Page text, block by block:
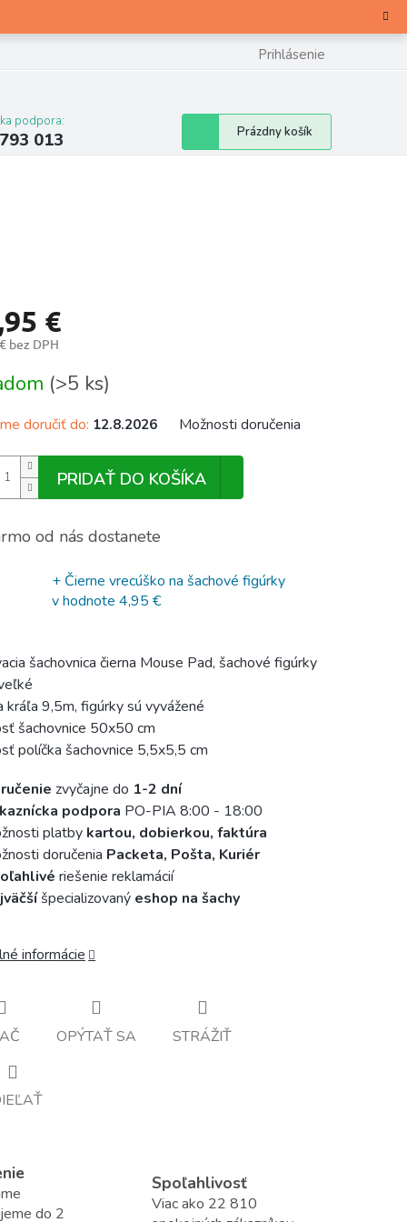
Prihlásenie
podpora:
013
Nákupný
košík
Prázdny košík
€
bez DPH
(>5 ks)
doručiť do: 12.8.2026 Možnosti doručenia
PRIDAŤ DO KOŠÍKA
od nás dostanete
+ Čierne vrecúško na šachové figúrky
v hodnote 4,95 €
šachovnica čierna Mouse Pad, šachové figúrky
kráľa 9,5m, figúrky sú vyvážené
šachovnice 50x50 cm
políčka šachovnice 5,5x5,5 cm
zvyčajne do 1-2 dní
podpora PO-PIA 8:00 - 18:00
platby kartou, dobierkou, faktúra
doručenia Packeta, Pošta, Kuriér
riešenie reklamácií
špecializovaný eshop na šachy
informácie
OPÝTAŤ SA STRÁŽIŤ
do 2
Spoľahlivosť
Viac ako 22 810